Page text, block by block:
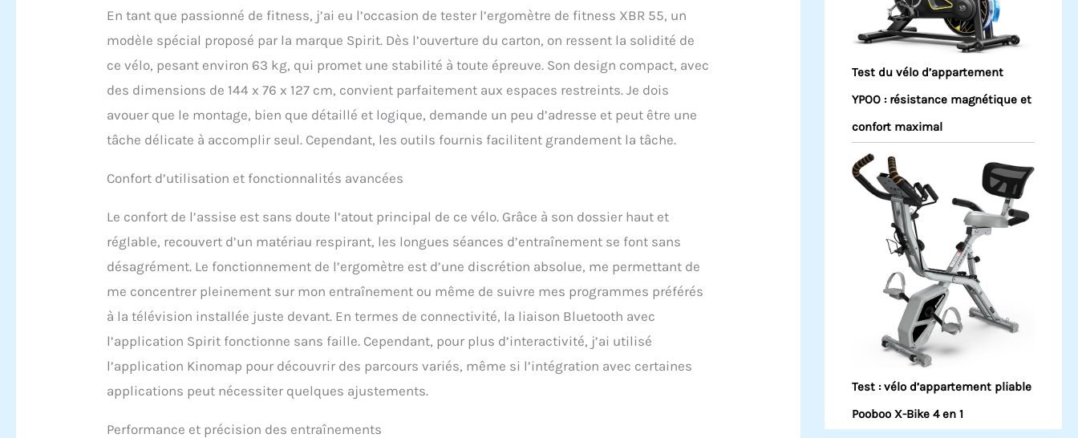
En tant que passionné de fitness, j’ai eu l’occasion de tester l’ergomètre de fitness XBR 55, un
modèle spécial proposé par la marque Spirit. Dès l’ouverture du carton, on ressent la solidité de
ce vélo, pesant environ 63 kg, qui promet une stabilité à toute épreuve. Son design compact, avec
des dimensions de 144 x 76 x 127 cm, convient parfaitement aux espaces restreints. Je dois
avouer que le montage, bien que détaillé et logique, demande un peu d’adresse et peut être une
tâche délicate à accomplir seul. Cependant, les outils fournis facilitent grandement la tâche.
Confort d’utilisation et fonctionnalités avancées
Le confort de l’assise est sans doute l’atout principal de ce vélo. Grâce à son dossier haut et
réglable, recouvert d’un matériau respirant, les longues séances d’entraînement se font sans
désagrément. Le fonctionnement de l’ergomètre est d’une discrétion absolue, me permettant de
me concentrer pleinement sur mon entraînement ou même de suivre mes programmes préférés
à la télévision installée juste devant. En termes de connectivité, la liaison Bluetooth avec
l’application Spirit fonctionne sans faille. Cependant, pour plus d’interactivité, j’ai utilisé
l’application Kinomap pour découvrir des parcours variés, même si l’intégration avec certaines
applications peut nécessiter quelques ajustements.
Performance et précision des entraînements
Test du vélo d’appartement
YPOO : résistance magnétique et
confort maximal
Test : vélo d’appartement pliable
Pooboo X-Bike 4 en 1